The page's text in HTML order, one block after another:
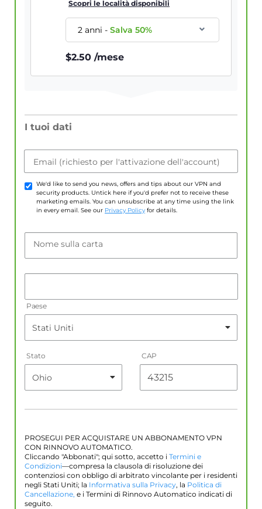
Scopri le località disponibili
2 anni-Salva50%
$2.50 /mese
I tuoi dati
Email (richiesto per l'attivazione dell'account)
We'd like to send you news, offers and tips about our VPN and
security products. Untick here if you'd prefer not to receive these
marketing emails. You can unsubscribe at any time using the link
in every email. See our Privacy Policy for details.
Nome sulla carta
Paese
Stato CAP
PROSEGUI PER ACQUISTARE UN ABBONAMENTO VPN
CON RINNOVO AUTOMATICO.
Cliccando "Abbonati"; qui sotto, accetto i Termini e
Condizioni—compresa la clausola di risoluzione dei
contenziosi con obbligo di arbitrato vincolante per i residenti
negli Stati Uniti; la Informativa sulla Privacy, la Politica di
Cancellazione, e i Termini di Rinnovo Automatico indicati di
seguito.